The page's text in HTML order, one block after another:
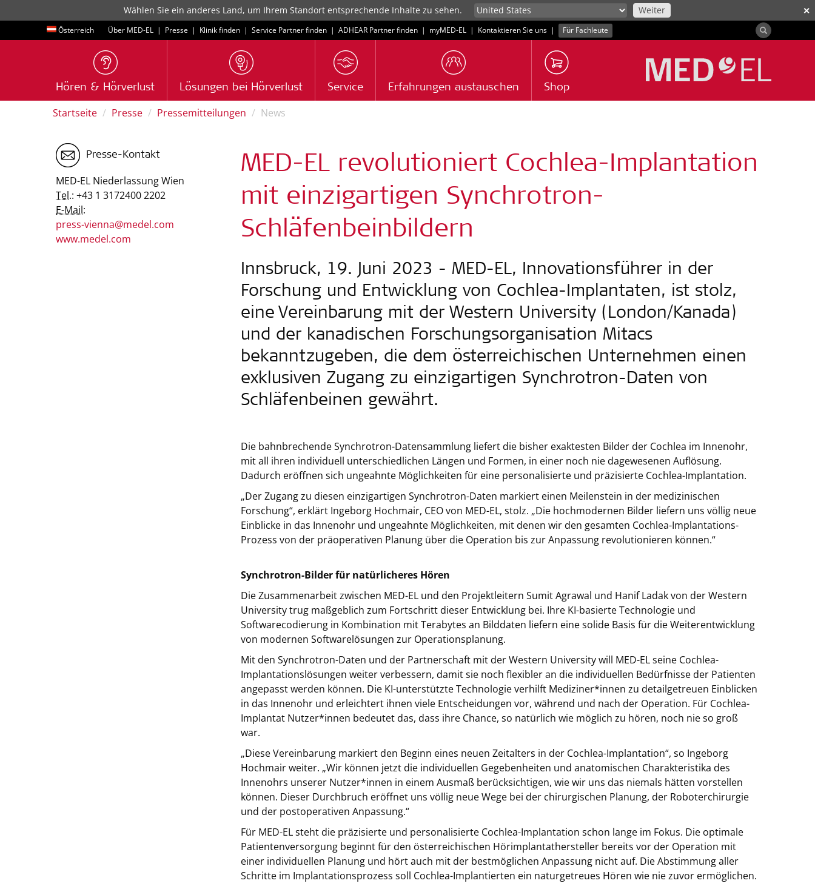
✕
Wählen Sie ein anderes Land, um Ihrem Standort entsprechende Inhalte zu sehen. Weiter
Österreich Über MED-EL | Presse | Klinik finden | Service Partner finden | ADHEAR Partner finden | myMED‑EL | Kontaktieren Sie uns | Für Fachleute
Hören & Hörverlust Lösungen bei Hörverlust Service Erfahrungen austauschen Shop
Startseite Presse Pressemitteilungen News
MED-EL revolutioniert Cochlea-Implantation
mit einzigartigen Synchrotron-
Schläfenbeinbildern
Innsbruck, 19. Juni 2023 - MED-EL, Innovationsführer in der
Forschung und Entwicklung von Cochlea-Implantaten, ist stolz,
eine Vereinbarung mit der Western University (London/Kanada)
und der kanadischen Forschungsorganisation Mitacs
bekanntzugeben, die dem österreichischen Unternehmen einen
exklusiven Zugang zu einzigartigen Synchrotron-Daten von
Schläfenbeinen gewährt.
Die bahnbrechende Synchrotron-Datensammlung liefert die bisher exaktesten Bilder der Cochlea im Innenohr,
mit all ihren individuell unterschiedlichen Längen und Formen, in einer noch nie dagewesenen Auflösung.
Dadurch eröffnen sich ungeahnte Möglichkeiten für eine personalisierte und präzisierte Cochlea-Implantation.
„Der Zugang zu diesen einzigartigen Synchrotron-Daten markiert einen Meilenstein in der medizinischen
Forschung“, erklärt Ingeborg Hochmair, CEO von MED-EL, stolz. „Die hochmodernen Bilder liefern uns völlig neue
Einblicke in das Innenohr und ungeahnte Möglichkeiten, mit denen wir den gesamten Cochlea-Implantations-
Prozess von der präoperativen Planung über die Operation bis zur Anpassung revolutionieren können.“
Synchrotron-Bilder für natürlicheres Hören
Die Zusammenarbeit zwischen MED-EL und den Projektleitern Sumit Agrawal und Hanif Ladak von der Western
University trug maßgeblich zum Fortschritt dieser Entwicklung bei. Ihre KI-basierte Technologie und
Softwarecodierung in Kombination mit Terabytes an Bilddaten liefern eine solide Basis für die Weiterentwicklung
von modernen Softwarelösungen zur Operationsplanung.
Mit den Synchrotron-Daten und der Partnerschaft mit der Western University will MED-EL seine Cochlea-
Implantationslösungen weiter verbessern, damit sie noch flexibler an die individuellen Bedürfnisse der Patienten
angepasst werden können. Die KI-unterstützte Technologie verhilft Mediziner*innen zu detailgetreuen Einblicken
in das Innenohr und erleichtert ihnen viele Entscheidungen vor, während und nach der Operation. Für Cochlea-
Implantat Nutzer*innen bedeutet das, dass ihre Chance, so natürlich wie möglich zu hören, noch nie so groß
war.
„Diese Vereinbarung markiert den Beginn eines neuen Zeitalters in der Cochlea-Implantation“, so Ingeborg
Hochmair weiter. „Wir können jetzt die individuellen Gegebenheiten und anatomischen Charakteristika des
Innenohrs unserer Nutzer*innen in einem Ausmaß berücksichtigen, wie wir uns das niemals hätten vorstellen
können. Dieser Durchbruch eröffnet uns völlig neue Wege bei der chirurgischen Planung, der Roboterchirurgie
und der postoperativen Anpassung.“
Für MED-EL steht die präzisierte und personalisierte Cochlea-Implantation schon lange im Fokus. Die optimale
Patientenversorgung beginnt für den österreichischen Hörimplantathersteller bereits vor der Operation mit
einer individuellen Planung und hört auch mit der bestmöglichen Anpassung nicht auf. Die Abstimmung aller
Schritte im Implantationsprozess soll Cochlea-Implantierten ein naturgetreues Hören wie nie zuvor ermöglichen.
Presse-Kontakt
MED-EL Niederlassung Wien
Tel.: +43 1 3172400 2202
E-Mail:
press-vienna@medel.com
www.medel.com